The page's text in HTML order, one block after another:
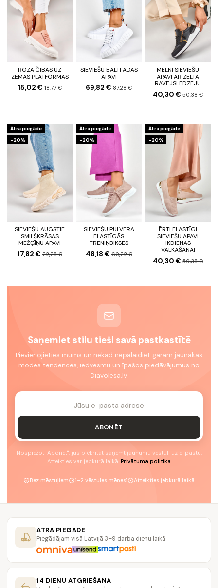
ROZĀ ČĪBAS UZ
ZEMAS PLATFORMAS
15,02 € 18,77 €
SIEVIEŠU BALTI ĀDAS
APAVI
69,82 €87,28 €
MELNI SIEVIEŠU
APAVI AR ZELTA
RĀVĒJSLĒDZĒJU
40,30 €50,38 €
Ātra piegāde
-20%
SIEVIEŠU AUGSTIE
SMILŠKRĀSAS
MEŽĢĪŅU APAVI
17,82 € 22,28 €
Ātra piegāde
-20%
SIEVIEŠU PULVERA
ELASTĪGĀS
TRENIŅBIKSES
48,18 € 60,22 €
Ātra piegāde
-20%
ĒRTI ELASTĪGI
SIEVIEŠU APAVI
IKDIENAS
VALKĀŠANAI
40,30 €50,38 €
Saņemiet stilu tieši savā pastkastītē
Pievienojieties mums un nekad nepalaidiet garām jaunākās
modes tendences, iedvesmu un īpašos piedāvājumus no
Diavolesa.lv.
ABONĒT
Nospiežot "Abonēt", jūs piekrītat saņemt jaunumu vēstuli uz e-pastu.
Atteikties var jebkurā laikā. Privātuma politika
Bez mēstuļiem 1–2 vēstules mēnesī Atteikties jebkurā laikā
ĀTRA PIEGĀDE
Piegādājam visā Latvijā 3–9 darba dienu laikā
14 DIENU ATGRIEŠANA